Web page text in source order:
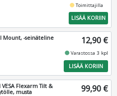
fiber_manual_recordToimittajilla
LISÄÄ KORIIN
Mount, -seinäteline
12,90 €
fiber_manual_recordVarastossa 3 kpl
LISÄÄ KORIIN
Flexarm Tilt &
musta
99,90 €